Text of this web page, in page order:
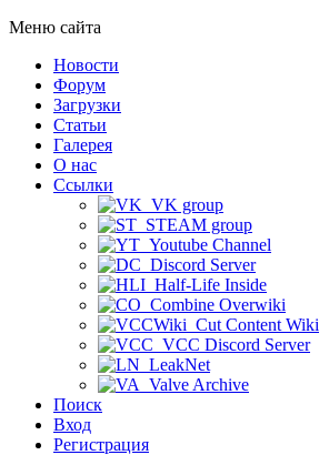
Меню сайта
Новости
Форум
Загрузки
Статьи
Галерея
О нас
Ссылки
VK group
STEAM group
Youtube Channel
Discord Server
Half-Life Inside
Combine Overwiki
Cut Content Wiki
VCC Discord Server
LeakNet
Valve Archive
Поиск
Вход
Регистрация